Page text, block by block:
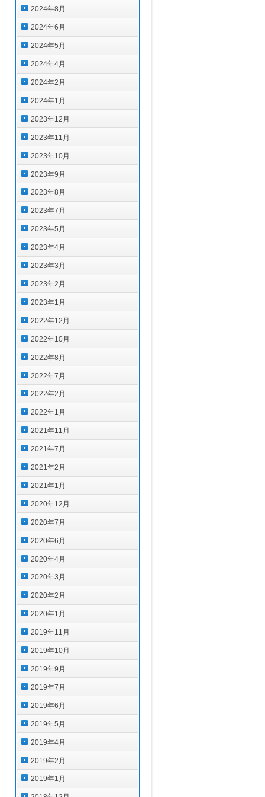
2024年8月
2024年6月
2024年5月
2024年4月
2024年2月
2024年1月
2023年12月
2023年11月
2023年10月
2023年9月
2023年8月
2023年7月
2023年5月
2023年4月
2023年3月
2023年2月
2023年1月
2022年12月
2022年10月
2022年8月
2022年7月
2022年2月
2022年1月
2021年11月
2021年7月
2021年2月
2021年1月
2020年12月
2020年7月
2020年6月
2020年4月
2020年3月
2020年2月
2020年1月
2019年11月
2019年10月
2019年9月
2019年7月
2019年6月
2019年5月
2019年4月
2019年2月
2019年1月